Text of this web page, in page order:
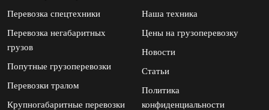
Перевозка спецтехники
Перевозка негабаритных
грузов
Попутные грузоперевозки
Перевозки тралом
Крупногабаритные перевозки
Наша техника
Цены на грузоперевозку
Новости
Статьи
Политика
конфиденциальности